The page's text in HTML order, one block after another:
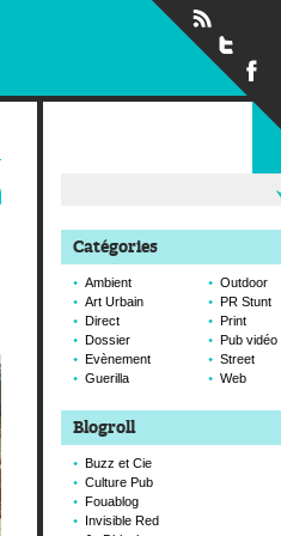
Catégories
Ambient
Art Urbain
Direct
Dossier
Evènement
Guerilla
Outdoor
PR Stunt
Print
Pub vidéo
Street
Web
Blogroll
Buzz et Cie
Culture Pub
Fouablog
Invisible Red